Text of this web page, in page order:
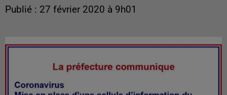
Publié : 27 février 2020 à 9h01